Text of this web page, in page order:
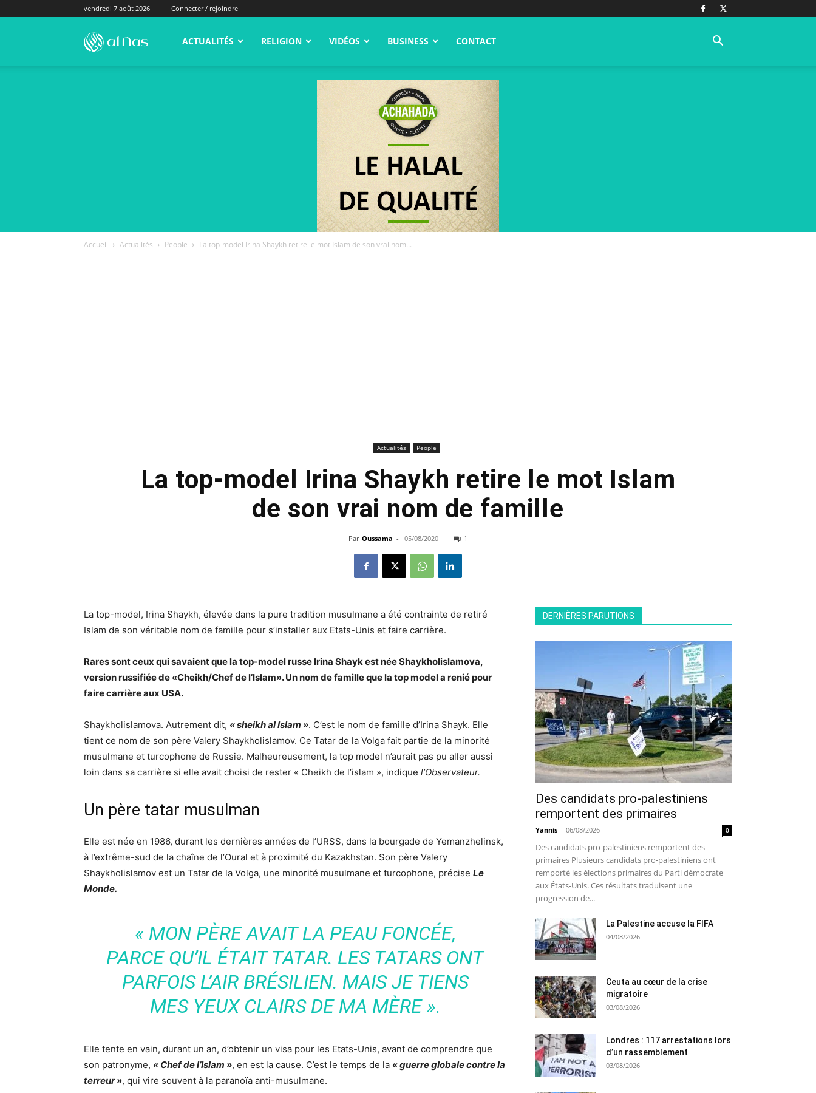
vendredi 7 août 2026 Connecter / rejoindre
alNas.fr ACTUALITÉS RELIGION VIDÉOS BUSINESS CONTACT
Accueil Actualités People La top-model Irina Shaykh retire le mot Islam de son vrai nom...
Actualités People
La top-model Irina Shaykh retire le mot Islam
de son vrai nom de famille
Par Oussama - 05/08/2020 1
La top-model, Irina Shaykh, élevée dans la pure tradition musulmane a été contrainte de retiré
Islam de son véritable nom de famille pour s’installer aux Etats-Unis et faire carrière.
Rares sont ceux qui savaient que la top-model russe Irina Shayk est née Shaykholislamova,
version russifiée de «Cheikh/Chef de l’Islam». Un nom de famille que la top model a renié pour
faire carrière aux USA.
Shaykholislamova. Autrement dit, « sheikh al Islam ». C’est le nom de famille d’Irina Shayk. Elle
tient ce nom de son père Valery Shaykholislamov. Ce Tatar de la Volga fait partie de la minorité
musulmane et turcophone de Russie. Malheureusement, la top model n’aurait pas pu aller aussi
loin dans sa carrière si elle avait choisi de rester « Cheikh de l’islam », indique l’Observateur.
Un père tatar musulman
Elle est née en 1986, durant les dernières années de l’URSS, dans la bourgade de Yemanzhelinsk,
à l’extrême-sud de la chaîne de l’Oural et à proximité du Kazakhstan. Son père Valery
Shaykholislamov est un Tatar de la Volga, une minorité musulmane et turcophone, précise Le
Monde.
« MON PÈRE AVAIT LA PEAU FONCÉE,
PARCE QU’IL ÉTAIT TATAR. LES TATARS ONT
PARFOIS L’AIR BRÉSILIEN. MAIS JE TIENS
MES YEUX CLAIRS DE MA MÈRE ».
Elle tente en vain, durant un an, d’obtenir un visa pour les Etats-Unis, avant de comprendre que
son patronyme, « Chef de l’Islam », en est la cause. C’est le temps de la «guerre globale contre la
terreur », qui vire souvent à la paranoïa anti-musulmane.
DERNIÈRES PARUTIONS
Des candidats pro-palestiniens
remportent des primaires
Yannis - 06/08/2026 0
Des candidats pro-palestiniens remportent des
primaires Plusieurs candidats pro-palestiniens ont
remporté les élections primaires du Parti démocrate
aux États-Unis. Ces résultats traduisent une
progression de...
La Palestine accuse la FIFA
04/08/2026
Ceuta au cœur de la crise
migratoire
03/08/2026
Londres : 117 arrestations lors
d’un rassemblement
03/08/2026